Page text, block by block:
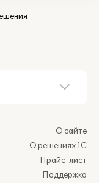
О сайте
О решениях 1С
Прайс-лист
Поддержка